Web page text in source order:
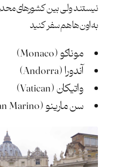
نیستند ولی بین کشورهای
به اون ها هم سفر کنید
موناکو (Monaco)
آندورا (Andorra)
واتیکان (Vatican)
سن مارینو (San Marino)